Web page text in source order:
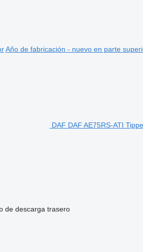
Año de fabricación - nuevo en parte
DAF DAF AE75RS-ATI
de descarga trasero